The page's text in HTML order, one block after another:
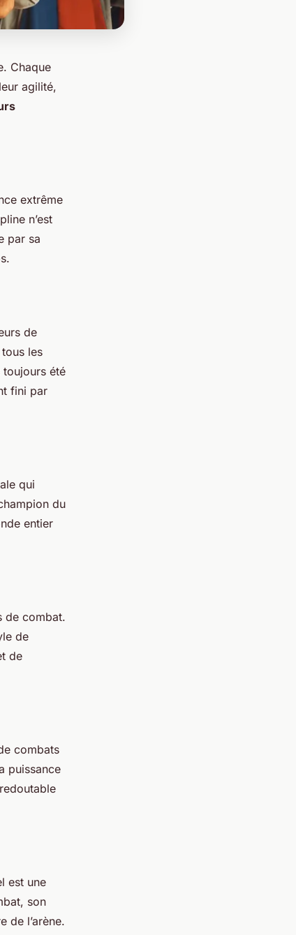
Chaque
agilité,
extrême
n’est
par sa
de
les
toujours été
fini par
qui
du
entier
de combat.
de
de
combats
puissance
est une
son
de l’arène.